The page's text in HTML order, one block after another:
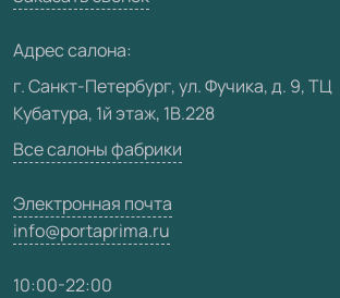
Карта сайта
Адрес салона:
г. Санкт-Петербург, ул. Фучика, д. 9, ТЦ
Кубатура, 1й этаж, 1В.228
Все салоны фабрики
Электронная почта
info@portaprima.ru
10:00-22:00